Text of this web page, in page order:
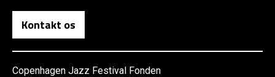
Kontakt os
Copenhagen Jazz Festival Fonden